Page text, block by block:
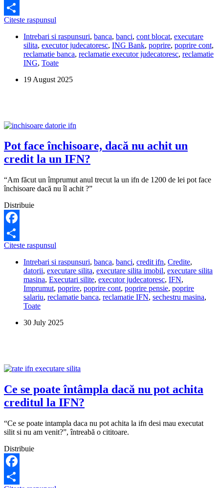
Facebook
Share
Citeste raspunsul
contul,
dacă
am
poprire?
Intrebari si raspunsuri, banca, banci, cont blocat, executare
silita, executor judecatoresc, ING Bank, poprire, poprire cont,
reclamatie banca, reclamatie executor judecatoresc, reclamatie
ING, Toate
19 August 2025
Pot face închisoare, dacă nu achit un
credit la un IFN?
“Am făcut un împrumut anul trecut la un ifn de 1200 de lei pot face
închisoare dacă nu îl achit ?”
Distribuie
Facebook
Share
Citeste raspunsul
închisoare,
dacă
nu
achit
un
un
Intrebari si raspunsuri, banca, banci, credit ifn, Credite,
datorii, executare silita, executare silita imobil, executare silita
masina, Executari silite, executor judecatoresc, IFN,
Imprumut, poprire, poprire cont, poprire pensie, poprire
salariu, reclamatie banca, reclamatie IFN, sechestru masina,
Toate
30 July 2025
Ce se poate întâmpla dacă nu pot achita
creditul la IFN?
“Ce se poate intampla daca nu pot achita la ifn desi mau executat
silit si nu am venit?”, întreabă o cititoare.
Distribuie
Facebook